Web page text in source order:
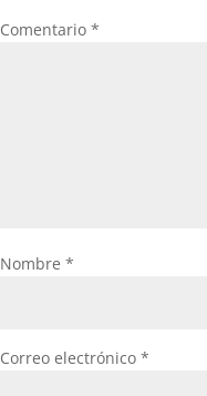
Comentario *
Nombre *
Correo electrónico *